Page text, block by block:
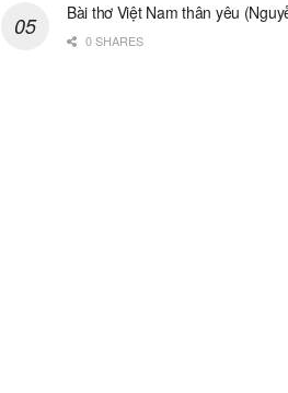
Bài thơ Việt Nam thân yêu
0 SHARES